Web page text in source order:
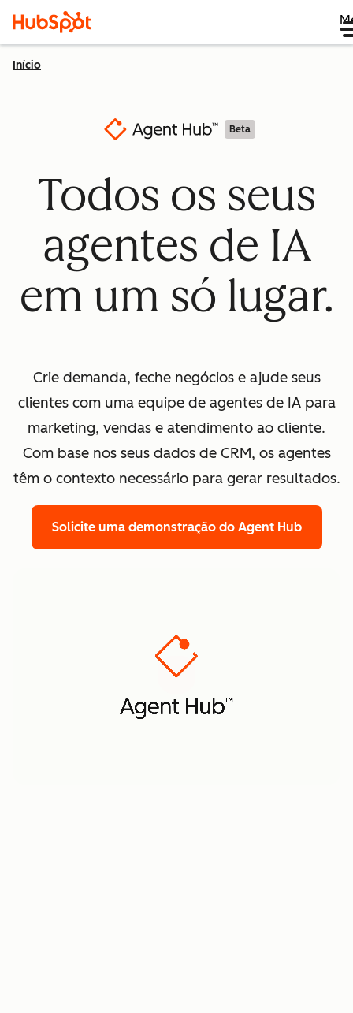
Início
Beta
Todos os seus
agentes de IA
em um só lugar.
Crie demanda, feche negócios e ajude seus
clientes com uma equipe de agentes de IA para
marketing, vendas e atendimento ao cliente.
Com base nos seus dados de CRM, os agentes
têm o contexto necessário para gerar resultados.
Solicite uma demonstração do Agent Hub